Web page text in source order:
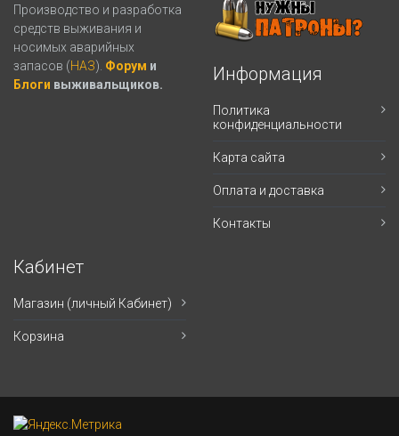
Производство и разработка
средств выживания и
носимых аварийных
запасов (НАЗ). Форум и
Блоги выживальщиков.
Информация
Политика
конфиденциальности
Карта сайта
Оплата и доставка
Контакты
Кабинет
Магазин (личный Кабинет)
Корзина